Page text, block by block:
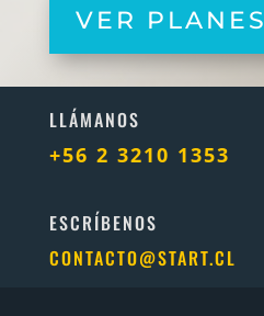
VER PLANES
LLÁMANOS
+56 2 3210 1353
ESCRÍBENOS
CONTACTO@START.CL